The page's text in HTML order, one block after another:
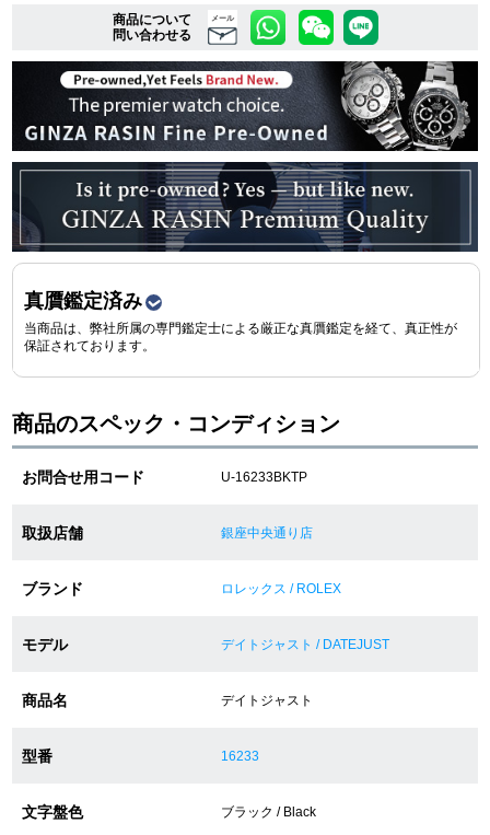
ご利用ガイド
GINZA RASINのプレミアムクオリティについて
送料・お支払方法
ショッピングローンの流れ
よくある質問
お問い合わせ
保証・アフターサービス
腕時計サイズ調整サービス
店舗受け取りサービス
店舗取り寄せサービス
商品について
問い合わせる
メール
真贋鑑定済み
当商品は、弊社所属の専門鑑定士による厳正な真贋鑑定を経て、真正性が
保証されております。
商品のスペック・コンディション
お問合せ用コード U-16233BKTP
取扱店舗 銀座中央通り店
ブランド ロレックス / ROLEX
モデル デイトジャスト / DATEJUST
商品名 デイトジャスト
型番 16233
文字盤色 ブラック / Black